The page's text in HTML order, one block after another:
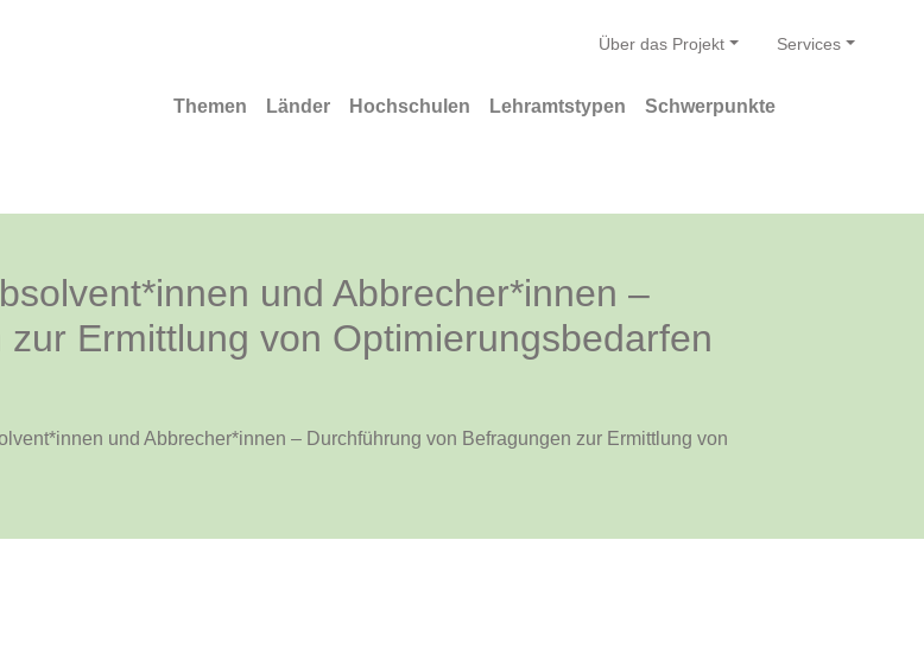
Themen Länder Hochschulen Lehramtstypen Schwerpunkte
Über das Projekt Services
und Abbrecher*innen –
Ermittlung von Optimierungsbedarfen
und Abbrecher*innen – Durchführung von Befragungen zur Ermittlung von